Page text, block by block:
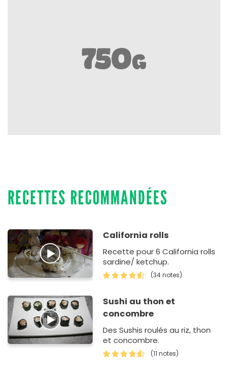
RECETTES RECOMMANDÉES
California rolls
Recette pour 6 California rolls
sardine/ ketchup.
(34 notes)
Sushi au thon et
concombre
Des Sushis roulés au riz, thon
et concombre.
(11 notes)